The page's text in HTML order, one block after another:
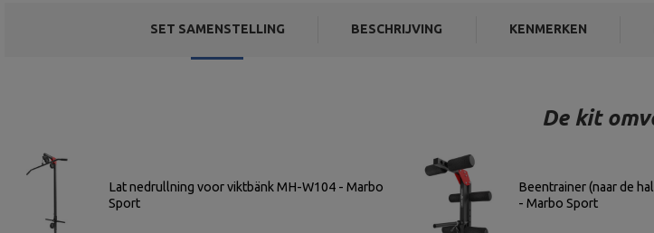
SET SAMENSTELLING BESCHRIJVING KENMERKEN
De kit
Lat nedrullning voor viktbänk MH-W104 - Marbo
Sport
Beentrainer (naar de
- Marbo Sport